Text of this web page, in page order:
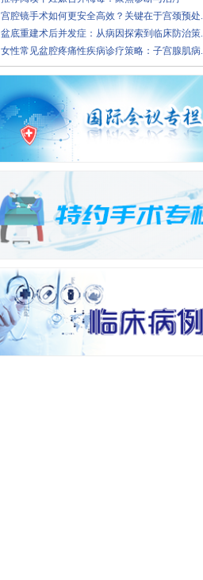
宫腔镜手术如何更安全高效？关键在于宫颈预处...
盆底重建术后并发症：从病因探索到临床防治策...
女性常见盆腔疼痛性疾病诊疗策略：子宫腺肌病...